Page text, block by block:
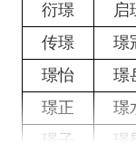
衍璟
启
传璟
璟
璟怡
璟
璟正
璟
璟子
璟